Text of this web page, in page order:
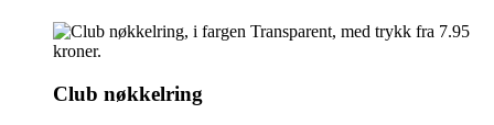
Club nøkkelring